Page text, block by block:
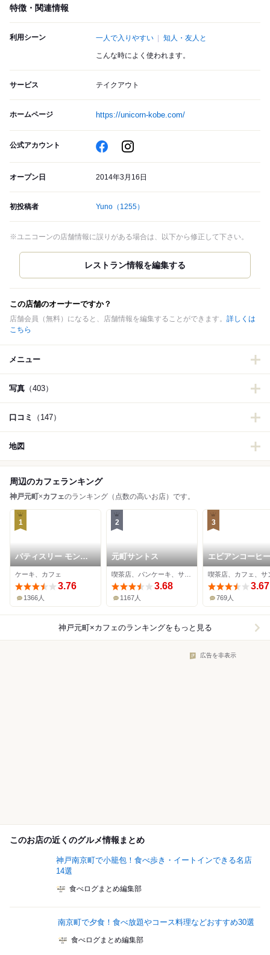
特徴・関連情報
利用シーン 一人で入りやすい 知人・友人と
こんな時によく使われます。
サービス テイクアウト
ホームページ https://unicorn-kobe.com/
公式アカウント
オープン日 2014年3月16日
初投稿者 Yuno （1255）
※ユニコーンの店舗情報に誤りがある場合は、以下から修正して下さい。
この店舗のオーナーですか？
店舗会員（無料）になると、店舗情報を編集することができます。 詳しくは
こちら
メニュー
写真 （403）
口コミ （147）
地図
周辺のカフェランキング
神戸元町×カフェのランキング（点数の高いお店）です。
1
パティスリー モンプ
リュ 本店
ケーキ、カフェ
3.76
1366人
2
元町サントス
3.68
1167人
3
エビアンコーヒー
3.67
769人
神戸元町×カフェのランキングをもっと見る
広告を非表示
このお店の近くのグルメ情報まとめ
神戸南京町で小籠包！食べ歩き・イートインできる名店
14選
食べログまとめ編集部
南京町で夕食！食べ放題やコース料理などおすすめ30選
食べログまとめ編集部